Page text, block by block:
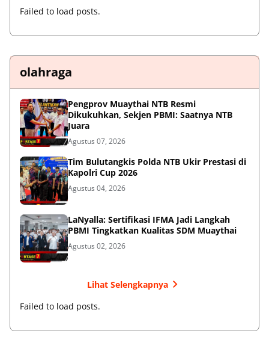
Failed to load posts.
olahraga
Pengprov Muaythai NTB Resmi
Dikukuhkan, Sekjen PBMI: Saatnya NTB
Juara
Agustus 07, 2026
Tim Bulutangkis Polda NTB Ukir Prestasi di
Kapolri Cup 2026
Agustus 04, 2026
LaNyalla: Sertifikasi IFMA Jadi Langkah
PBMI Tingkatkan Kualitas SDM Muaythai
Agustus 02, 2026
Lihat Selengkapnya
Failed to load posts.